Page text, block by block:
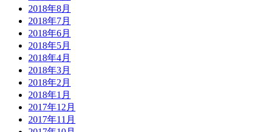
2018年8月
2018年7月
2018年6月
2018年5月
2018年4月
2018年3月
2018年2月
2018年1月
2017年12月
2017年11月